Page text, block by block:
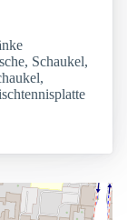
Schaukel,